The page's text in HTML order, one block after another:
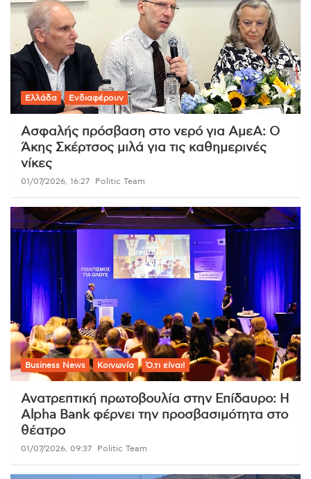
Ελλάδα Ενδιαφέρουν
Ασφαλής πρόσβαση στο νερό για ΑμεΑ: Ο
Άκης Σκέρτσος μιλά για τις καθημερινές
νίκες
01/07/2026, 16:27 Politic Team
Business News Κοινωνία Ό,τι είναι!
Ανατρεπτική πρωτοβουλία στην Επίδαυρο: Η
Alpha Bank φέρνει την προσβασιμότητα στο
θέατρο
01/07/2026, 09:37 Politic Team